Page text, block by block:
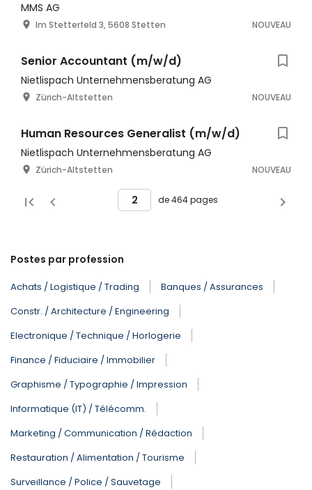
MMS AG
Im Stetterfeld 3, 5608 Stetten NOUVEAU
Senior Accountant (m/w/d)
Nietlispach Unternehmensberatung AG
Zürich-Altstetten NOUVEAU
Human Resources Generalist (m/w/d)
Nietlispach Unternehmensberatung AG
Zürich-Altstetten NOUVEAU
de 464 pages
Postes par profession
Achats / Logistique / Trading
Banques / Assurances
Constr. / Architecture / Engineering
Electronique / Technique / Horlogerie
Finance / Fiduciaire / Immobilier
Graphisme / Typographie / Impression
Informatique (IT) / Télécomm.
Marketing / Communication / Rédaction
Restauration / Alimentation / Tourisme
Surveillance / Police / Sauvetage